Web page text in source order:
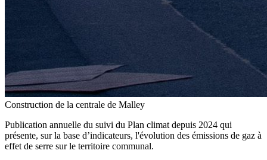
Construction de la centrale de Malley
Publication annuelle du suivi du Plan climat depuis 2024 qui
présente, sur la base d’indicateurs, l'évolution des émissions de gaz à
effet de serre sur le territoire communal.